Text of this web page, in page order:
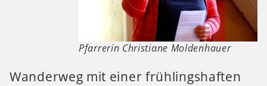
Pfarrerin Christiane Moldenhauer
Wanderweg mit einer frühlingshaften